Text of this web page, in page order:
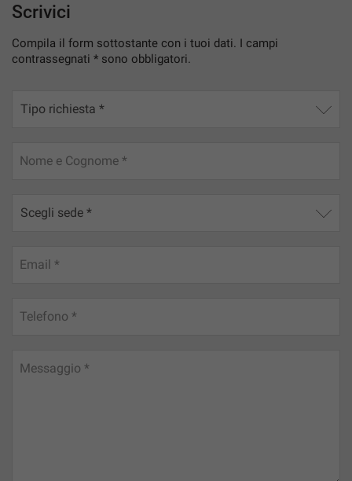
Scrivici
Compila il form sottostante con i tuoi dati. I campi
contrassegnati * sono obbligatori.
Nome e Cognome *
Email *
Telefono *
Messaggio *